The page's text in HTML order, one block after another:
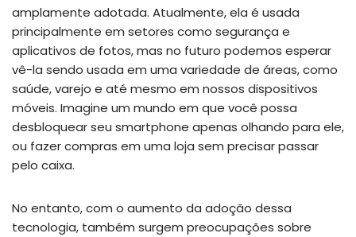
amplamente adotada. Atualmente, ela é usada
principalmente em setores como segurança e
aplicativos de fotos, mas no futuro podemos esperar
vê-la sendo usada em uma variedade de áreas, como
saúde, varejo e até mesmo em nossos dispositivos
móveis. Imagine um mundo em que você possa
desbloquear seu smartphone apenas olhando para ele,
ou fazer compras em uma loja sem precisar passar
pelo caixa.
No entanto, com o aumento da adoção dessa
tecnologia, também surgem preocupações sobre